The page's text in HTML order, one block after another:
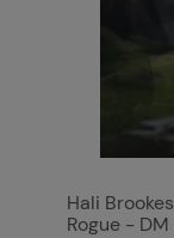
Hali
Rogue - DM